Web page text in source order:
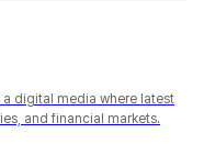
a digital media where latest
and financial markets.